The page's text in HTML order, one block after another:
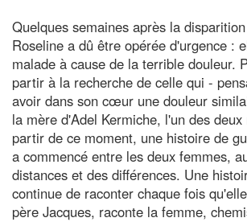
Quelques semaines après la
Roseline a dû être opérée d'urgence :
malade à cause de la terrible douleur.
partir à la recherche de celle qui -
avoir dans son cœur une douleur
la mère d'Adel Kermiche, l'un des
partir de ce moment, une histoire de
a commencé entre les deux femmes,
distances et des différences. Une
continue de raconter chaque fois
père Jacques, raconte la femme,